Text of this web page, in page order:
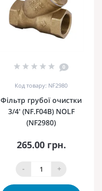
0
Код товару: NF2980
Фільтр грубої очистки
3/4' (NF.F04B) NOLF
(NF2980)
265.00 грн.
- +